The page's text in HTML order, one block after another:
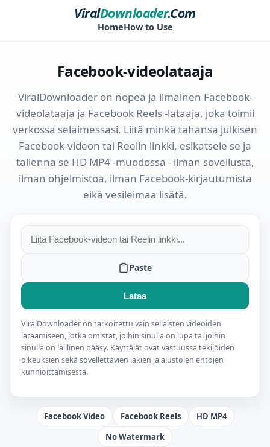
ViralDownloader.Com
HomeHow to Use
Facebook-videolataaja
ViralDownloader on nopea ja ilmainen Facebook-
videolataaja ja Facebook Reels -lataaja, joka toimii
verkossa selaimessasi. Liitä minkä tahansa julkisen
Facebook-videon tai Reelin linkki, esikatsele se ja
tallenna se HD MP4 -muodossa - ilman sovellusta,
ilman ohjelmistoa, ilman Facebook-kirjautumista
eikä vesileimaa lisätä.
Paste
Lataa
ViralDownloader on tarkoitettu vain sellaisten videoiden
lataamiseen, jotka omistat, joihin sinulla on lupa tai joihin
sinulla on laillinen pääsy. Käyttäjät ovat vastuussa tekijöiden
oikeuksien sekä sovellettavien lakien ja alustojen ehtojen
kunnioittamisesta.
Facebook Video Facebook Reels
HD MP4
No Watermark